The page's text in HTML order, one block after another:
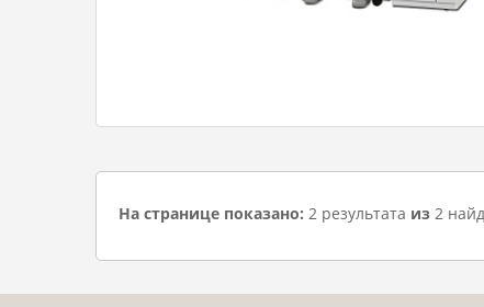
На странице показано: 2 результата из 2